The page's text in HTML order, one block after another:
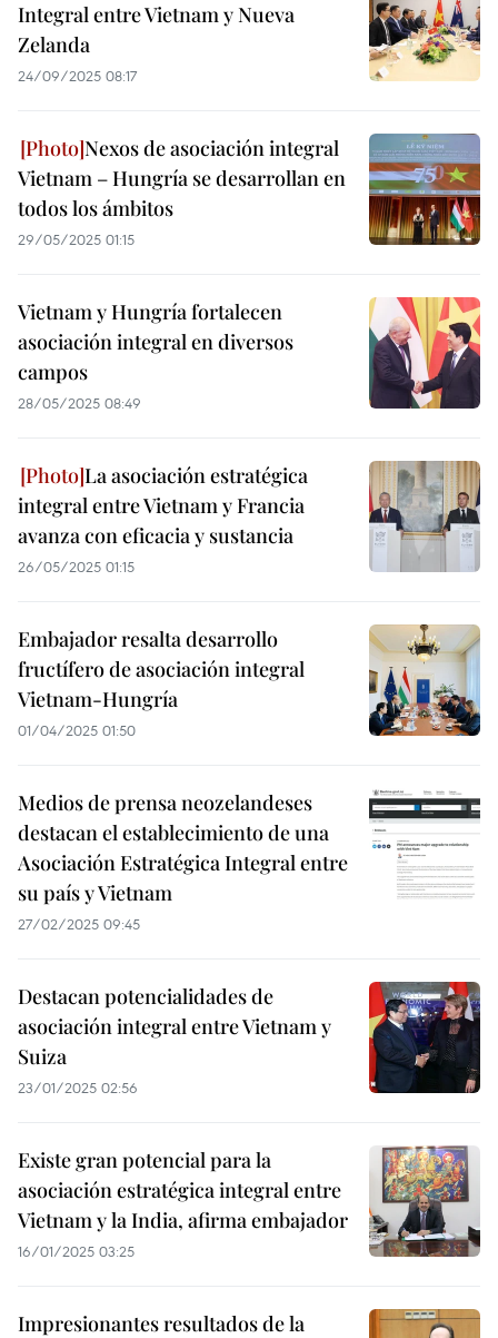
Integral entre Vietnam y Nueva
Zelanda
24/09/2025 08:17
Nexos de asociación integral
Vietnam – Hungría se desarrollan en
todos los ámbitos
29/05/2025 01:15
Vietnam y Hungría fortalecen
asociación integral en diversos
campos
28/05/2025 08:49
La asociación estratégica
integral entre Vietnam y Francia
avanza con eficacia y sustancia
26/05/2025 01:15
Embajador resalta desarrollo
fructífero de asociación integral
Vietnam-Hungría
01/04/2025 01:50
Medios de prensa neozelandeses
destacan el establecimiento de una
Asociación Estratégica Integral entre
su país y Vietnam
27/02/2025 09:45
Destacan potencialidades de
asociación integral entre Vietnam y
Suiza
23/01/2025 02:56
Existe gran potencial para la
asociación estratégica integral entre
Vietnam y la India, afirma embajador
16/01/2025 03:25
Impresionantes resultados de la